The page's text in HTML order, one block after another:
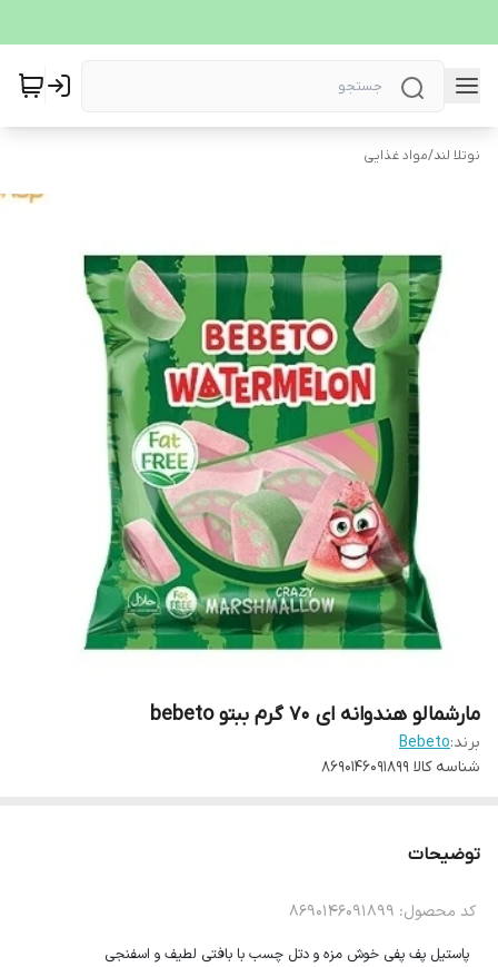
نوتلا لند/مواد غذایی
مارشمالو هندوانه ای 70 گرم ببتو bebeto
برند:Bebeto
شناسه کالا 8690146091899
توضیحات
کد محصول: 8690146091899
پاستیل پف پفی خوش مزه و دتل چسب با بافتی لطیف و اسفنجی